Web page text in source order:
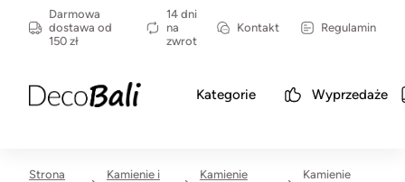
Darmowa
dostawa od
150 zł
14 dni
na
zwrot
Kontakt Regulamin
Kategorie Wyprzedaże
Strona
Kamienie i
Kamienie
Kamienie